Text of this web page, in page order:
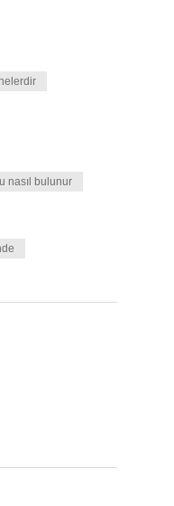
nasıl bulunur